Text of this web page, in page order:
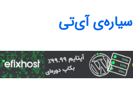
سیاره‌ی آی‌تی